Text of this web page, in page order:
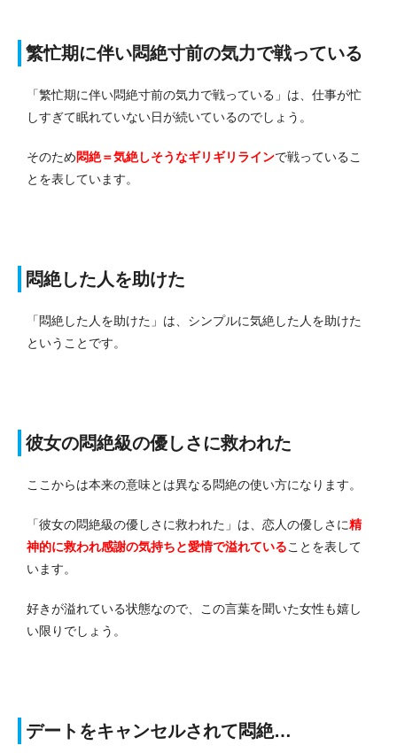
繁忙期に伴い悶絶寸前の気力で戦っている
「繁忙期に伴い悶絶寸前の気力で戦っている」は、仕事が忙
しすぎて眠れていない日が続いているのでしょう。
そのため悶絶＝気絶しそうなギリギリラインで戦っているこ
とを表しています。
悶絶した人を助けた
「悶絶した人を助けた」は、シンプルに気絶した人を助けた
ということです。
彼女の悶絶級の優しさに救われた
ここからは本来の意味とは異なる悶絶の使い方になります。
「彼女の悶絶級の優しさに救われた 」は、恋人の優しさに精
神的に救われ感謝の気持ちと愛情で溢れていることを表して
います。
好きが溢れている状態なので、この言葉を聞いた女性も嬉し
い限りでしょう。
デートをキャンセルされて悶絶…